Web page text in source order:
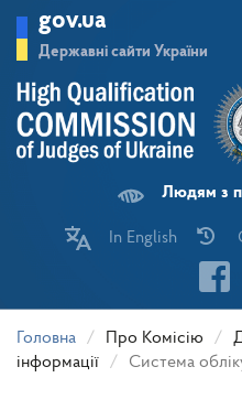
основного
матеріалу
gov.ua
Державні сайти України
Людям з
In English
Головна Про Комісію
інформації
Система